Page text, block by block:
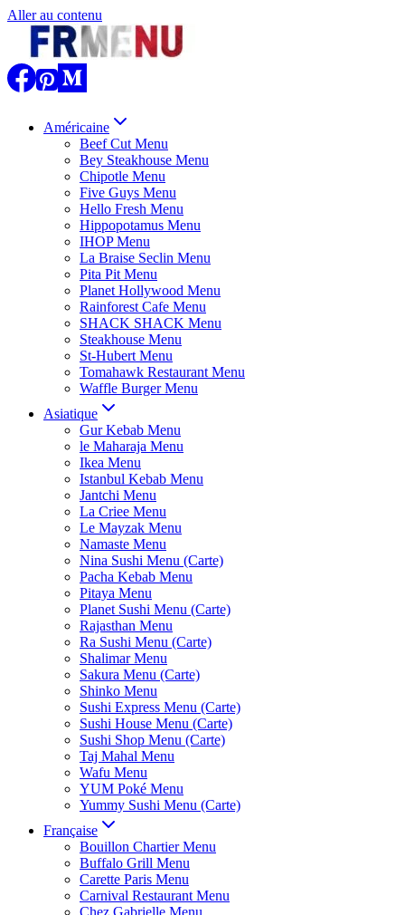
Aller au contenu
Américaine
Beef Cut Menu
Bey Steakhouse Menu
Chipotle Menu
Five Guys Menu
Hello Fresh Menu
Hippopotamus Menu
IHOP Menu
La Braise Seclin Menu
Pita Pit Menu
Planet Hollywood Menu
Rainforest Cafe Menu
SHACK SHACK Menu
Steakhouse Menu
St-Hubert Menu
Tomahawk Restaurant Menu
Waffle Burger Menu
Asiatique
Gur Kebab Menu
le Maharaja Menu
Ikea Menu
Istanbul Kebab Menu
Jantchi Menu
La Criee Menu
Le Mayzak Menu
Namaste Menu
Nina Sushi Menu (Carte)
Pacha Kebab Menu
Pitaya Menu
Planet Sushi Menu (Carte)
Rajasthan Menu
Ra Sushi Menu (Carte)
Shalimar Menu
Sakura Menu (Carte)
Shinko Menu
Sushi Express Menu (Carte)
Sushi House Menu (Carte)
Sushi Shop Menu (Carte)
Taj Mahal Menu
Wafu Menu
YUM Poké Menu
Yummy Sushi Menu (Carte)
Française
Bouillon Chartier Menu
Buffalo Grill Menu
Carette Paris Menu
Carnival Restaurant Menu
Chez Gabrielle Menu